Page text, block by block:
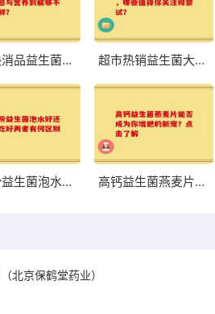
沧州快消品益生菌酸奶，口感与营养到底够不够尝鲜？ 超市热销益生菌大盘点，哪些值得你关注和尝试？
蛋白粉益生菌泡水好还是干吃好两者有何区别 高钙益生菌燕麦片能否成为你增肥的新宠？点击了解
北京保鹤堂药业）